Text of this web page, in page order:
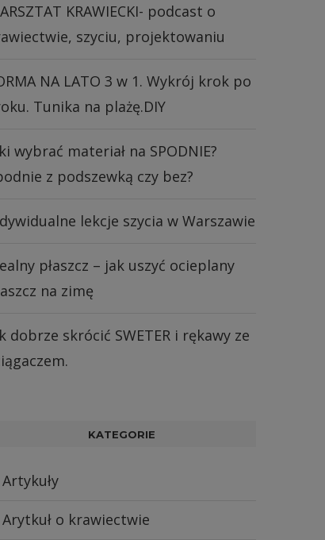
KRAWIECKI- podcast o
szyciu, projektowaniu
NA LATO 3 w 1. Wykrój krok po
Tunika na plażę.DIY
wybrać materiał na SPODNIE?
z podszewką czy bez?
lekcje szycia w Warszawie
płaszcz – jak uszyć ocieplany
na zimę
dobrze skrócić SWETER i rękawy ze
KATEGORIE
Artykuły
Arytkuł o krawiectwie